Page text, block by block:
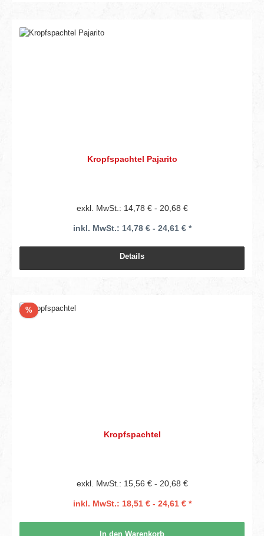
Kropfspachtel Pajarito
exkl. MwSt.: 14,78 € - 20,68 €
inkl. MwSt.: 14,78 € - 24,61 € *
Details
%Rabatt
Kropfspachtel
exkl. MwSt.: 15,56 € - 20,68 €
inkl. MwSt.: 18,51 € - 24,61 € *
In den Warenkorb